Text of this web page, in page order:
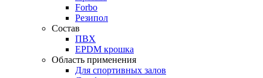
Forbo
Резипол
Состав
ПВХ
EPDM крошка
Область применения
Для спортивных залов